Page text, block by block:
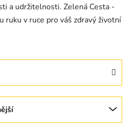
a udržitelnosti. Zelená Cesta -
ruku v ruce pro váš zdravý životní